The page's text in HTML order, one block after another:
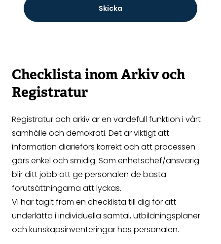
Skicka
Checklista inom Arkiv och
Registratur
Registratur och arkiv är en värdefull funktion i vårt
samhälle och demokrati. Det är viktigt att
information diarieförs korrekt och att processen
görs enkel och smidig. Som enhetschef/ansvarig
blir ditt jobb att ge personalen de bästa
förutsättningarna att lyckas.
Vi har tagit fram en checklista till dig för att
underlätta i individuella samtal, utbildningsplaner
och kunskapsinventeringar hos personalen.